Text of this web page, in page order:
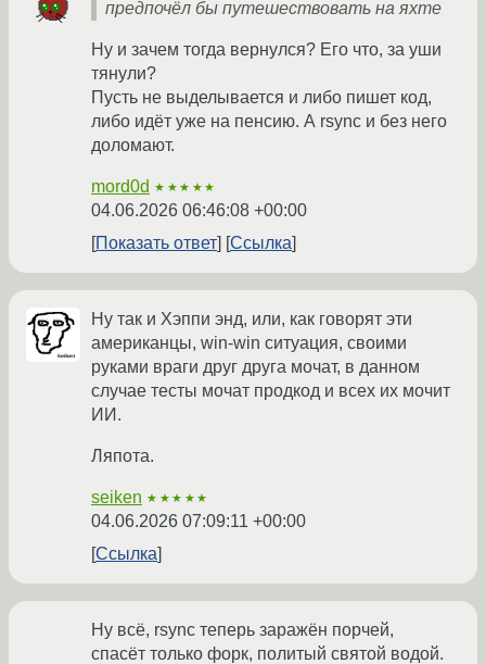
предпочёл бы путешествовать на яхте
Ну и зачем тогда вернулся? Его что, за уши
тянули?
Пусть не выделывается и либо пишет код,
либо идёт уже на пенсию. А rsync и без него
доломают.
mord0d ★★★★★
04.06.2026 06:46:08 +00:00
Показать ответ
Ссылка
Ну так и Хэппи энд, или, как говорят эти
американцы, win-win ситуация, своими
руками враги друг друга мочат, в данном
случае тесты мочат продкод и всех их мочит
ИИ.
Ляпота.
seiken ★★★★★
04.06.2026 07:09:11 +00:00
Ссылка
Ну всё, rsync теперь заражён порчей,
спасёт только форк, политый святой водой.